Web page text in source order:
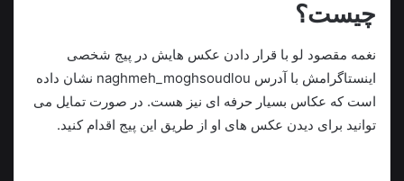
چیست؟
نغمه مقصود لو با قرار دادن عکس هایش در پیج شخصی
اینستاگرامش با آدرس naghmeh_moghsoudlou نشان داده
است که عکاس بسیار حرفه ای نیز هست. در صورت تمایل می
توانید برای دیدن عکس های او از طریق این پیج اقدام کنید.